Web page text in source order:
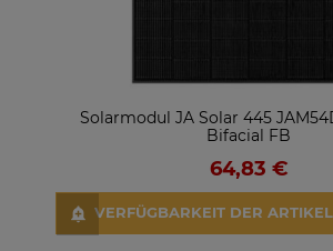
Solarmodul JA Solar 445
Bifacial FB
64,83 €
VERFÜGBARKEIT DER